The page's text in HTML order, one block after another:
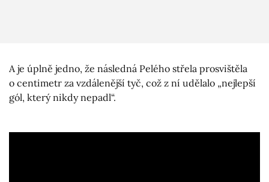
A je úplně jedno, že následná Pelého střela prosvištěla
o centimetr za vzdálenější tyč, což z ní udělalo „nejlepší
gól, který nikdy nepadl“.